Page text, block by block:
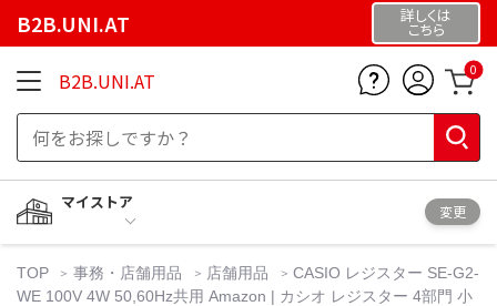
B2B.UNI.AT 詳しくは
こちら
B2B.UNI.AT 0
マイストア
変更
TOP 事務・店舗用品 店舗用品
CASIO レジスター SE-G2-
WE 100V 4W 50,60Hz共用 Amazon | カシオ レジスター 4部門 小